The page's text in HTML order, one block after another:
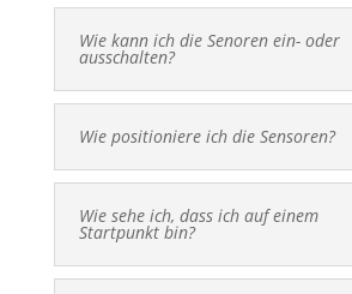
Wie kann ich die Senoren ein- oder
ausschalten?
Wie positioniere ich die Sensoren?
Wie sehe ich, dass ich auf einem
Startpunkt bin?